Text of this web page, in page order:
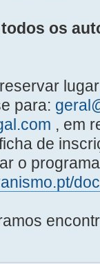
os
para:
, em
de
o